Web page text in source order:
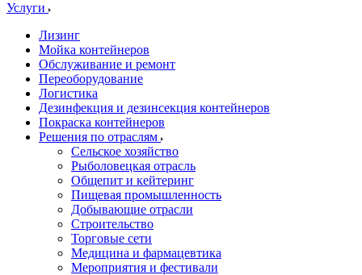
Услуги
Лизинг
Мойка контейнеров
Обслуживание и ремонт
Переоборудование
Логистика
Дезинфекция и дезинсекция контейнеров
Покраска контейнеров
Решения по отраслям
Сельское хозяйство
Рыболовецкая отрасль
Общепит и кейтеринг
Пищевая промышленность
Добывающие отрасли
Строительство
Торговые сети
Медицина и фармацевтика
Мероприятия и фестивали